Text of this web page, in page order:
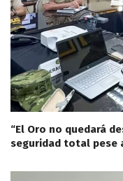
“El Oro no quedará
seguridad total pese